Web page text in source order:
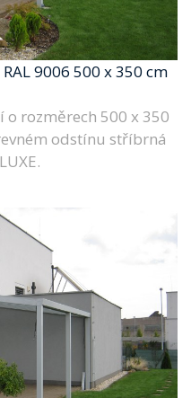
9006 500 x 350 cm
o rozměrech 500 x 350
odstínu stříbrná